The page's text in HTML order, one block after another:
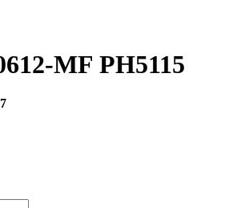
MF PH5115